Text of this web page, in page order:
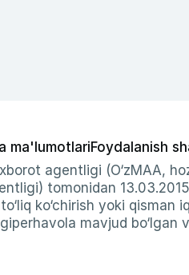
ma'lumotlariFoydalanish
agentligi (O‘zMAA,
tomonidan
ko‘chirish yoki
mavjud